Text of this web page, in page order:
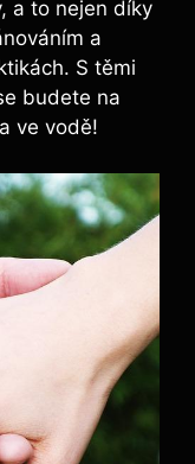
a to nejen díky
a
S těmi
budete na
ve vodě!